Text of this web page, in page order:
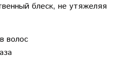
блеск, не утяжеляя
волос